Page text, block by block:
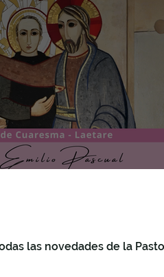
Formación Recursos
Making Questions
las novedades de la